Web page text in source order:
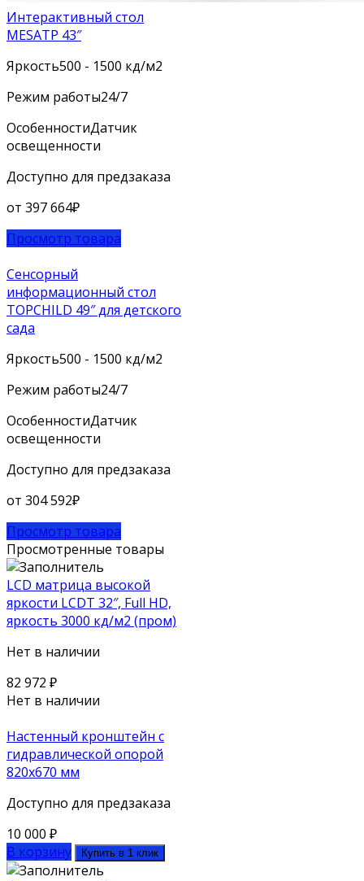
Интерактивный стол
MESATP 43″
Яркость500 - 1500 кд/м2
Режим работы24/7
ОсобенностиДатчик
освещенности
Доступно для предзаказа
от 397 664₽
Просмотр товара
Сенсорный
информационный стол
TOPCHILD 49″ для детского
сада
Яркость500 - 1500 кд/м2
Режим работы24/7
ОсобенностиДатчик
освещенности
Доступно для предзаказа
от 304 592₽
Просмотр товара
Просмотренные товары
LCD матрица высокой
яркости LCDT 32″, Full HD,
яркость 3000 кд/м2 (пром)
Нет в наличии
82 972 ₽
Нет в наличии
Настенный кронштейн с
гидравлической опорой
820х670 мм
Доступно для предзаказа
10 000 ₽
В корзину
Купить в 1 клик